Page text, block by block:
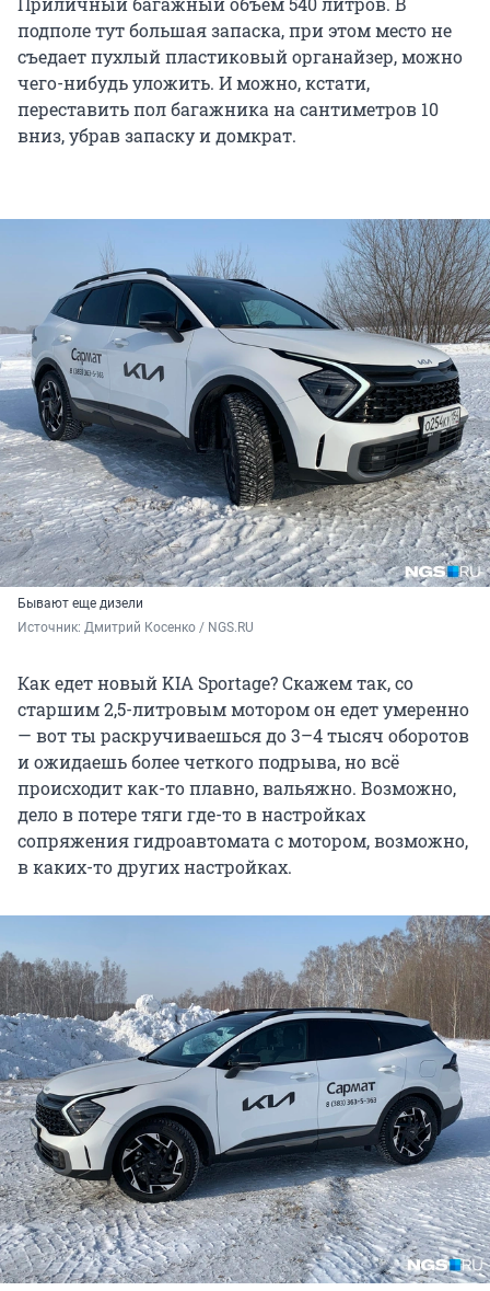
подполе тут большая запаска, при этом место не
съедает пухлый пластиковый органайзер, можно
чего-нибудь уложить. И можно, кстати,
переставить пол багажника на сантиметров 10
вниз, убрав запаску и домкрат.
Бывают еще дизели
Источник: Дмитрий Косенко / NGS.RU
Как едет новый KIA Sportage? Скажем так, со
старшим 2,5-литровым мотором он едет умеренно
— вот ты раскручиваешься до 3–4 тысяч оборотов
и ожидаешь более четкого подрыва, но всё
происходит как-то плавно, вальяжно. Возможно,
дело в потере тяги где-то в настройках
сопряжения гидроавтомата с мотором, возможно,
в каких-то других настройках.